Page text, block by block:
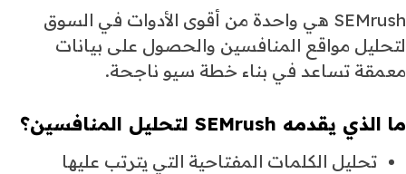
SEMrush هي واحدة من أقوى الأدوات في السوق
لتحليل مواقع المنافسين والحصول على بيانات
معمقة تساعد في بناء خطة سيو ناجحة.
ما الذي يقدمه SEMrush لتحليل المنافسين؟
تحليل الكلمات المفتاحية التي يترتب عليها